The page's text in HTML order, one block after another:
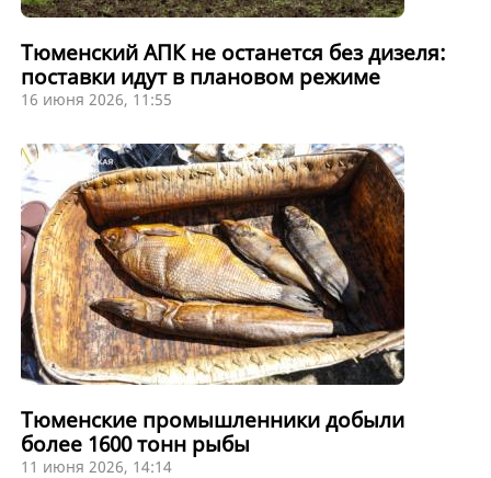
Тюменский АПК не останется без дизеля:
поставки идут в плановом режиме
16 июня 2026, 11:55
Тюменские промышленники добыли
более 1600 тонн рыбы
11 июня 2026, 14:14